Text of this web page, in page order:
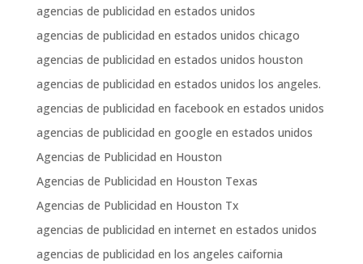
agencias de publicidad en estados unidos
agencias de publicidad en estados unidos chicago
agencias de publicidad en estados unidos houston
agencias de publicidad en estados unidos los angeles.
agencias de publicidad en facebook en estados unidos
agencias de publicidad en google en estados unidos
Agencias de Publicidad en Houston
Agencias de Publicidad en Houston Texas
Agencias de Publicidad en Houston Tx
agencias de publicidad en internet en estados unidos
agencias de publicidad en los angeles caifornia